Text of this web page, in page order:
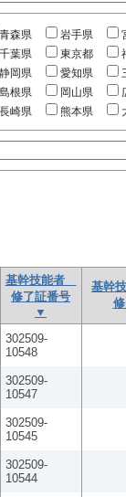
青森県 岩手県
千葉県 東京都
静岡県 愛知県
島根県 岡山県
長崎県 熊本県
基幹技能者
修了証番号
▼
基幹
302509-
10548
302509-
10547
302509-
10545
302509-
10544